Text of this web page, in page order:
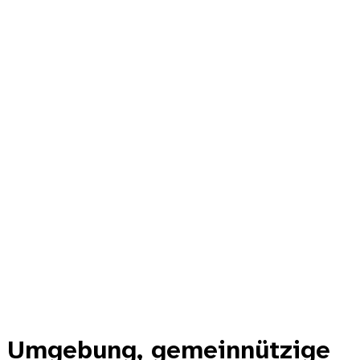
gemeinnützige